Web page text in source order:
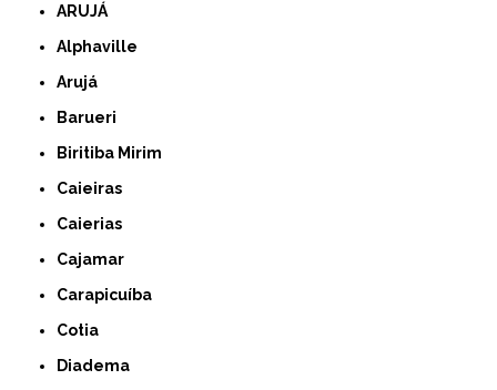
ARUJÁ
Alphaville
Arujá
Barueri
Biritiba Mirim
Caieiras
Caierias
Cajamar
Carapicuíba
Cotia
Diadema